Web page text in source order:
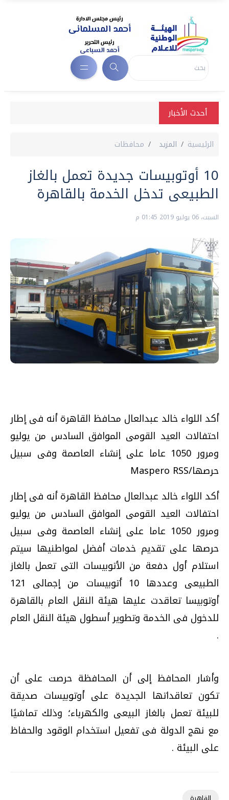
أحدث الأخبار
الرئيسية المزيد محافظات
10 أوتوبيسات جديدة تعمل بالغاز
الطبيعى تدخل الخدمة بالقاهرة
السبت، 06 يوليو 2019 01:45 م
أكد اللواء خالد عبدالعال محافظ القاهرة أنه فى إطار
احتفالات العيد القومى الموافق السادس من يوليو
ومرور 1050 عاما على إنشاء العاصمة وفى سبيل
حرصها/Maspero RSS
أكد اللواء خالد عبدالعال محافظ القاهرة أنه فى إطار
احتفالات العيد القومى الموافق السادس من يوليو
ومرور 1050 عاما على إنشاء العاصمة وفى سبيل
حرصها على تقديم خدمات أفضل لمواطنيها سيتم
استلام أول دفعة من الأتوبيسات التى تعمل بالغاز
الطبيعى وعددها 10 أتوبيسات من إجمالى 121
أوتوبيسا تعاقدت عليها هيئة النقل العام بالقاهرة
للدخول فى الخدمة وتطوير أسطول هيئة النقل العام
.
وأشار المحافظ إلى أن المحافظة حرصت على أن
تكون تعاقداتها الجديدة على أوتوبيسات صديقة
للبيئة تعمل بالغاز البيعى والكهرباء؛ وذلك تماشيًا
مع نهج الدولة فى تفعيل استخدام الوقود والحفاظ
على البيئة .